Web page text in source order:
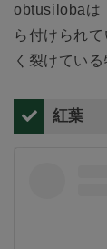
obtusilobaは
ら付けられ
く裂けてい
紅葉